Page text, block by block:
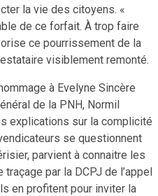
la vie des citoyens. «
de ce forfait. À trop faire
ce pourrissement de la
visiblement remonté.
à Evelyne Sincère
de la PNH, Normil
explications sur la complicité
se questionnent
parvient à connaitre les
par la DCPJ de l’appel
en profitent pour inviter la